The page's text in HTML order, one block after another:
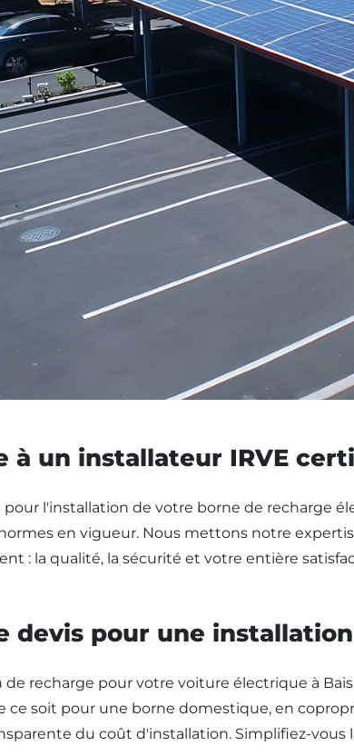
à un installateur IRVE
l'installation de votre borne de recharge
en vigueur. Nous mettons notre
: la qualité, la sécurité et votre entière
devis pour une
recharge pour votre voiture électrique à
ce soit pour une borne domestique, en
du coût d'installation. Simplifiez-